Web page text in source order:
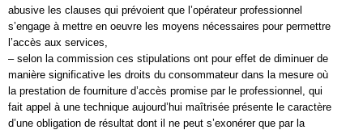
abusive les clauses qui prévoient que l’opérateur professionnel
s’engage à mettre en oeuvre les moyens nécessaires pour permettre
l’accès aux services,
– selon la commission ces stipulations ont pour effet de diminuer de
manière significative les droits du consommateur dans la mesure où
la prestation de fourniture d’accès promise par le professionnel, qui
fait appel à une technique aujourd’hui maîtrisée présente le caractère
d’une obligation de résultat dont il ne peut s’exonérer que par la